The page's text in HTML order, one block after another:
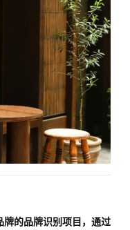
牌的品牌识别项目，通过